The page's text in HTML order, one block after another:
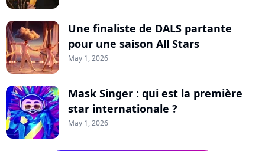
Une finaliste de DALS partante
pour une saison All Stars
May 1, 2026
Mask Singer : qui est la première
star internationale ?
May 1, 2026